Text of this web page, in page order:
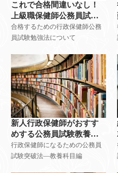
これで合格間違いなし！
上級職保健師公務員試験
勉強法
合格するための行政保健師公務
員試験勉強法について
新人行政保健師がおすす
めする公務員試験教養対
策勉強法
行政保健師になるための公務員
試験突破法―教養科目編